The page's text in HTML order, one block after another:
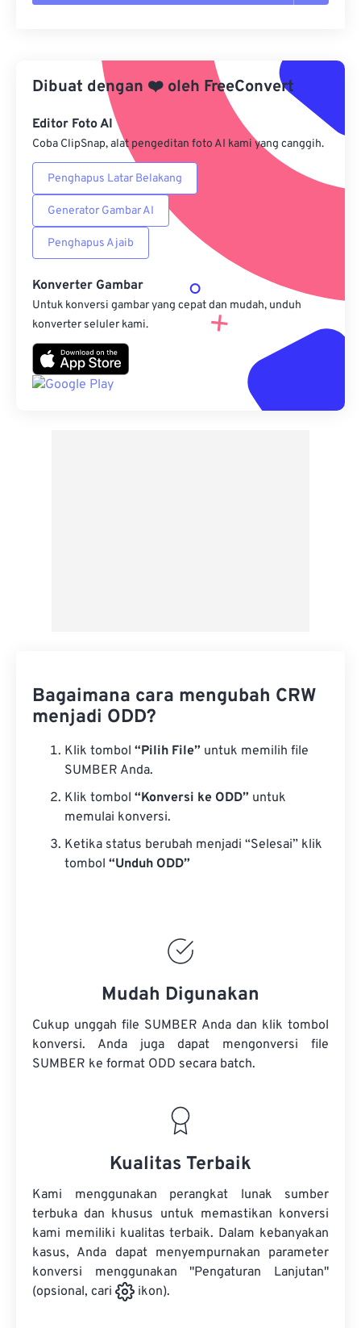
Terapkan dari Preset
Simpan sebagai Preset
Dibuat dengan ❤️ oleh FreeConvert
Editor Foto AI
Coba ClipSnap, alat pengeditan foto AI kami yang canggih.
Penghapus Latar Belakang
Generator Gambar AI
Penghapus Ajaib
Konverter Gambar
Untuk konversi gambar yang cepat dan mudah, unduh
konverter seluler kami.
Bagaimana cara mengubah CRW
menjadi ODD?
Klik tombol “Pilih File” untuk memilih file
SUMBER Anda.
Klik tombol “Konversi ke ODD” untuk
memulai konversi.
Ketika status berubah menjadi “Selesai” klik
tombol “Unduh ODD”
Mudah Digunakan
Cukup unggah file SUMBER Anda dan klik tombol
konversi. Anda juga dapat mengonversi file
SUMBER ke format ODD secara batch.
Kualitas Terbaik
Kami menggunakan perangkat lunak sumber
terbuka dan khusus untuk memastikan konversi
kami memiliki kualitas terbaik. Dalam kebanyakan
kasus, Anda dapat menyempurnakan parameter
konversi menggunakan "Pengaturan Lanjutan"
(opsional, cari
ikon).